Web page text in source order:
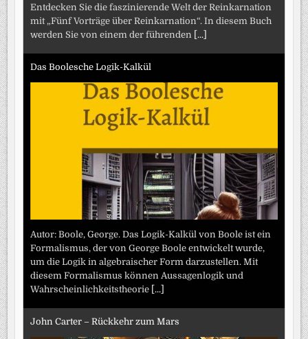
Entdecken Sie die faszinierende Welt der Reinkarnation
mit „Fünf Vorträge über Reinkarnation“. In diesem Buch
werden Sie von einem der führenden [...]
Das Boolesche Logik-Kalkül
Autor: Boole, George. Das Logik-Kalkül von Boole ist ein
Formalismus, der von George Boole entwickelt wurde,
um die Logik in algebraischer Form darzustellen. Mit
diesem Formalismus können Aussagenlogik und
Wahrscheinlichkeitstheorie [...]
John Carter – Rückkehr zum Mars